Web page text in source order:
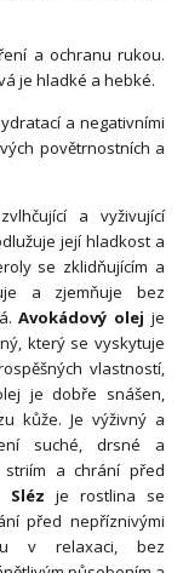
a ochranu rukou.
je hladké a hebké.
a negativními
povětrnostních a
a vyživující
její hladkost a
se zklidňujícím a
a zjemňuje bez
Avokádový olej je
který se vyskytuje
vlastností,
je dobře snášen,
kůže. Je výživný a
suché, drsné a
striím a chrání před
Sléz je rostlina se
před nepříznivými
v relaxaci, bez